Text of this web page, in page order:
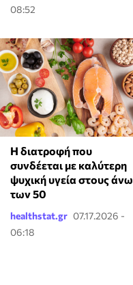
08:52
Η διατροφή που
συνδέεται με καλύτερη
ψυχική υγεία στους άνω
των 50
healthstat.gr 07.17.2026 -
06:18